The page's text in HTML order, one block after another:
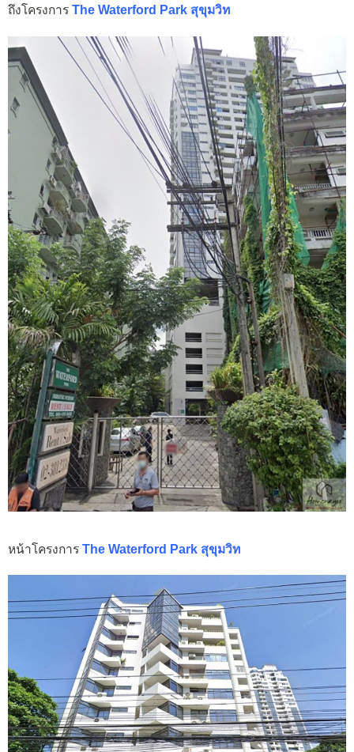
ถึงโครงการ The Waterford Park สุขุมวิท
หน้าโครงการ The Waterford Park สุขุมวิท